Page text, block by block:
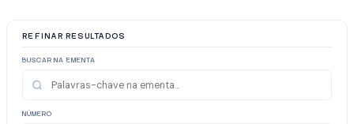
REFINAR RESULTADOS
BUSCAR NA EMENTA
NÚMERO